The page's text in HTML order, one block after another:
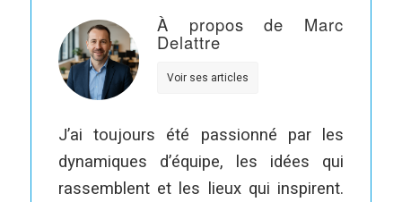
À propos de Marc
Delattre
Voir ses articles
J’ai toujours été passionné par les
dynamiques d’équipe, les idées qui
rassemblent et les lieux qui inspirent.